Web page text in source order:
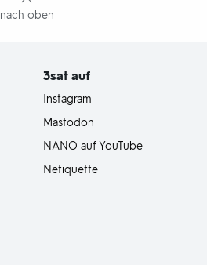
nach oben
3sat auf
Instagram
Mastodon
NANO auf YouTube
Netiquette